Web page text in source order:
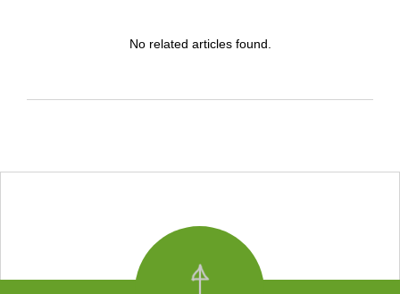
No related articles found.